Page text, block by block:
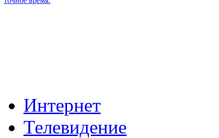
Интернет
Телевидение